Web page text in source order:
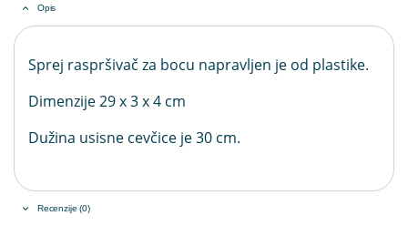
Opis
Sprej raspršivač za bocu napravljen je od plastike.
Dimenzije 29 x 3 x 4 cm
Dužina usisne cevčice je 30 cm.
Recenzije (0)